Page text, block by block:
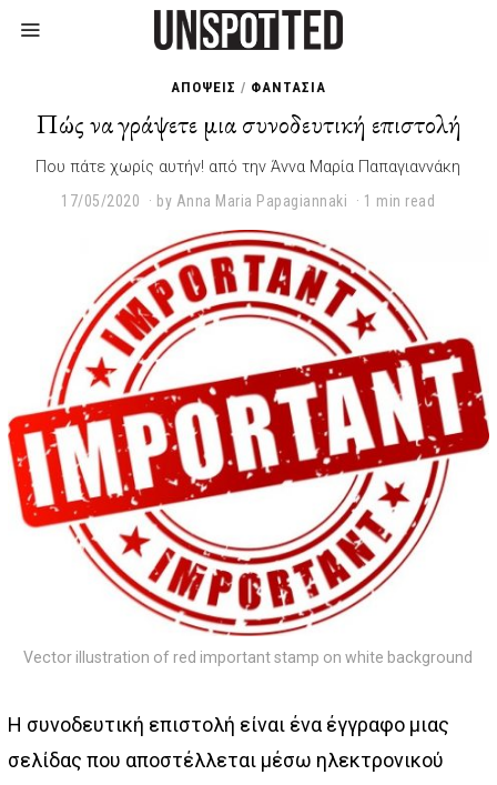
ΑΠΟΨΕΙΣ / ΦΑΝΤΑΣΙΑ
Πώς να γράψετε μια συνοδευτική επιστολή
Που πάτε χωρίς αυτήν! από την Άννα Μαρία Παπαγιαννάκη
17/05/2020
0
1
/
2
0
2
2
by Anna Maria Papagiannaki 1 min read
Vector illustration of red important stamp on white background
Η συνοδευτική επιστολή είναι ένα έγγραφο μιας
σελίδας που αποστέλλεται μέσω ηλεκτρονικού